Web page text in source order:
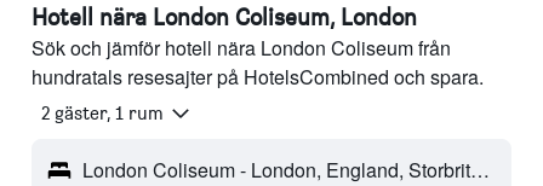
Hotell nära London Coliseum, London
Sök och jämför hotell nära London Coliseum från
hundratals resesajter på HotelsCombined och spara.
2 gäster, 1 rum
London Coliseum - London, England, Storbritannien